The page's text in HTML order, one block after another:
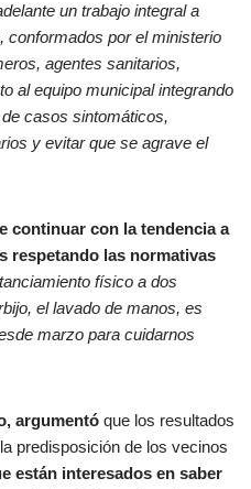
un trabajo integral a
conformados por el ministerio
agentes sanitarios,
al equipo municipal integrando
casos sintomáticos,
y evitar que se agrave el
continuar con la tendencia a
respetando las normativas
físico a dos
el lavado de manos, es
marzo para cuidarnos
argumentó que los resultados
predisposición de los vecinos
están interesados en saber